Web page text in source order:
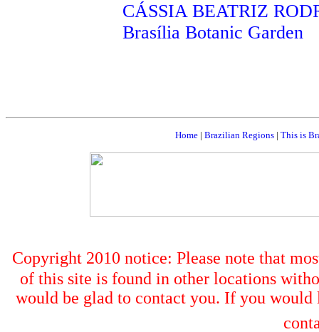
CÁSSIA BEATRIZ
Brasília Botanic Garden
Home | Brazilian Regions | This is
Copyright 2010 notice: Please note that
of this site is found in other locations
would be glad to contact you. If you would